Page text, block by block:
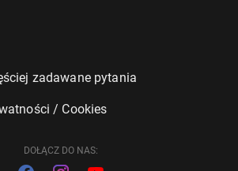
zadawane pytania
/ Cookies
DOŁĄCZ DO NAS: